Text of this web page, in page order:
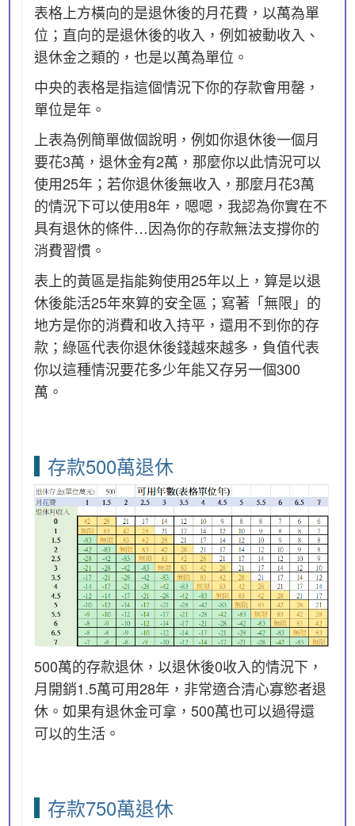
表格上方橫向的是退休後的月花費，以萬為單
位；直向的是退休後的收入，例如被動收入、
退休金之類的，也是以萬為單位。
中央的表格是指這個情況下你的存款會用罄，
單位是年。
上表為例簡單做個說明，例如你退休後一個月
要花3萬，退休金有2萬，那麼你以此情況可以
使用25年；若你退休後無收入，那麼月花3萬
的情況下可以使用8年，嗯嗯，我認為你實在不
具有退休的條件…因為你的存款無法支撐你的
消費習慣。
表上的黃區是指能夠使用25年以上，算是以退
休後能活25年來算的安全區；寫著「無限」的
地方是你的消費和收入持平，還用不到你的存
款；綠區代表你退休後錢越來越多，負值代表
你以這種情況要花多少年能又存另一個300
萬。
存款500萬退休
500萬的存款退休，以退休後0收入的情況下，
月開銷1.5萬可用28年，非常適合清心寡慾者退
休。如果有退休金可拿，500萬也可以過得還
可以的生活。
存款750萬退休